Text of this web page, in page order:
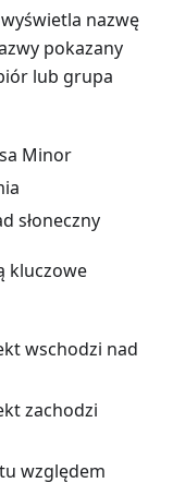
nazwę
pokazany
lub grupa
Minor
słoneczny
kluczowe
wschodzi nad
zachodzi
względem